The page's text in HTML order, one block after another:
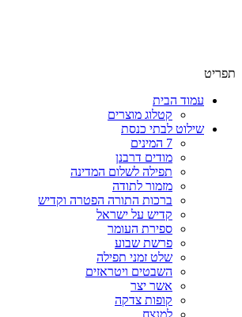
תפריט
עמוד הבית
קטלוג מוצרים
שילוט לבתי כנסת
7 המינים
מודים דרבנן
תפילה לשלום המדינה
מזמור לתודה
ברכות התורה הפטרה וקדיש
קדיש על ישראל
ספירת העומר
פרשת שבוע
שלט זמני תפילה
השבטים ויטראזים
אשר יצר
קופות צדקה
למנצח